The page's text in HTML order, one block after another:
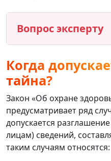
Вопрос эксперту
Когда
тайна?
Закон «Об охране
предусматривает ряд
допускается
лицам) сведений,
таким случаям относятся: